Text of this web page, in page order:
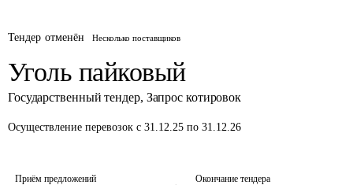
Тендер отменён Несколько поставщиков
Уголь пайковый
Государственный тендер, Запрос котировок
Осуществление перевозок с 31.12.25 по 31.12.26
Приём предложений
Окончание тендера